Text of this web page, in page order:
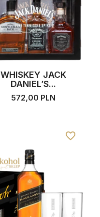
WHISKEY JACK
DANIEL’S...
572,00 PLN
favorite_border